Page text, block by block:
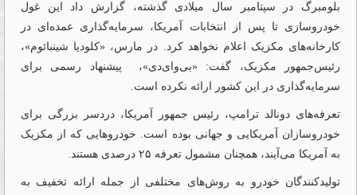
بلومبرگ در سپتامبر سال میلادی گذشته، گزارش داد این غول
خودروسازی تا پس از انتخابات آمریکا، سرمایه‌گذاری عمده‌ای در
کارخانه‌های مکزیک اعلام نخواهد کرد. در مارس، «کلودیا شینبائوم»،
رئیس‌جمهور مکزیک، گفت: «بی‌وای‌دی»، پیشنهاد رسمی برای
سرمایه‌گذاری در این کشور ارائه نکرده است.
تعرفه‌های دونالد ترامپ، رئیس جمهور آمریکا، دردسر بزرگی برای
خودروسازان آمریکایی و جهانی بوده است. خودروهایی که از مکزیک
به آمریکا می‌آیند، همچنان مشمول تعرفه ۲۵ درصدی هستند.
تولیدکنندگان خودرو به روش‌های مختلفی از جمله ارائه تخفیف به